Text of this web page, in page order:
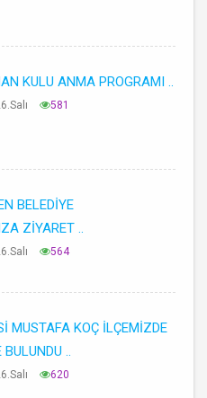
KULU ANMA PROGRAMI ..
581
BELEDİYE
ZİYARET ..
564
MUSTAFA KOÇ İLÇEMİZDE
BULUNDU ..
620